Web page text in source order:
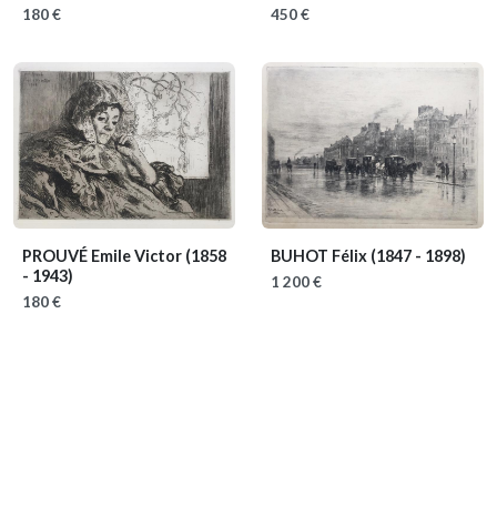
180 € 450 €
PROUVÉ Emile Victor (1858
- 1943)
180 €
BUHOT Félix (1847 - 1898)
1 200 €